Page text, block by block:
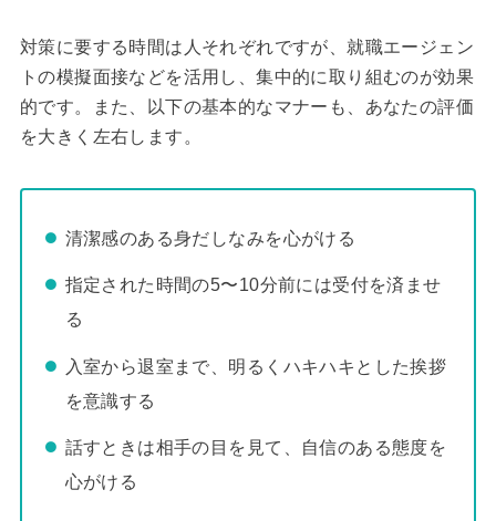
対策に要する時間は人それぞれですが、就職エージェン
トの模擬面接などを活用し、集中的に取り組むのが効果
的です。また、以下の基本的なマナーも、あなたの評価
を大きく左右します。
清潔感のある身だしなみを心がける
指定された時間の5〜10分前には受付を済ませ
る
入室から退室まで、明るくハキハキとした挨拶
を意識する
話すときは相手の目を見て、自信のある態度を
心がける